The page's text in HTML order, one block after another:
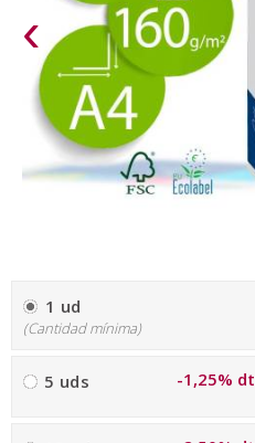
‹
1 ud
(Cantidad mínima)
5 uds -1,25%